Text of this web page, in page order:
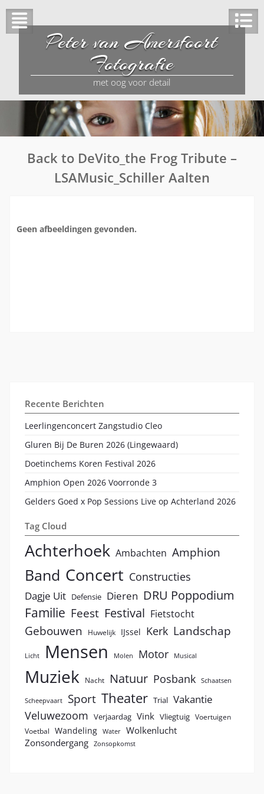
Peter van Amersfoort
Fotografie
met oog voor detail
Back to DeVito_the Frog Tribute –
LSAMusic_Schiller Aalten
Geen afbeeldingen gevonden.
Recente Berichten
Leerlingenconcert Zangstudio Cleo
Gluren Bij De Buren 2026 (Lingewaard)
Doetinchems Koren Festival 2026
Amphion Open 2026 Voorronde 3
Gelders Goed x Pop Sessions Live op Achterland 2026
Tag Cloud
Achterhoek Ambachten Amphion
Band Concert Constructies
Dagje Uit Defensie Dieren DRU Poppodium
Familie Feest Festival Fietstocht
Gebouwen Huwelijk IJssel Kerk Landschap
Licht Mensen Molen Motor Musical
Muziek Nacht Natuur Posbank Schaatsen
Scheepvaart Sport Theater Trial Vakantie
Veluwezoom Verjaardag Vink Vliegtuig Voertuigen
Voetbal
Wandeling Water
Wolkenlucht
Zonsondergang
Zonsopkomst